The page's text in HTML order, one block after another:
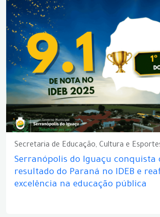
Secretaria de Educação, Cultura e
Serranópolis do Iguaçu conquista
resultado do Paraná no IDEB e
excelência na educação pública